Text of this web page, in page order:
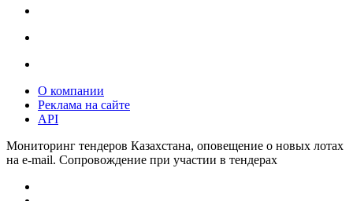
О компании
Реклама на сайте
API
Мониторинг тендеров Казахстана, оповещение о новых лотах
на e-mail. Сопровождение при участии в тендерах